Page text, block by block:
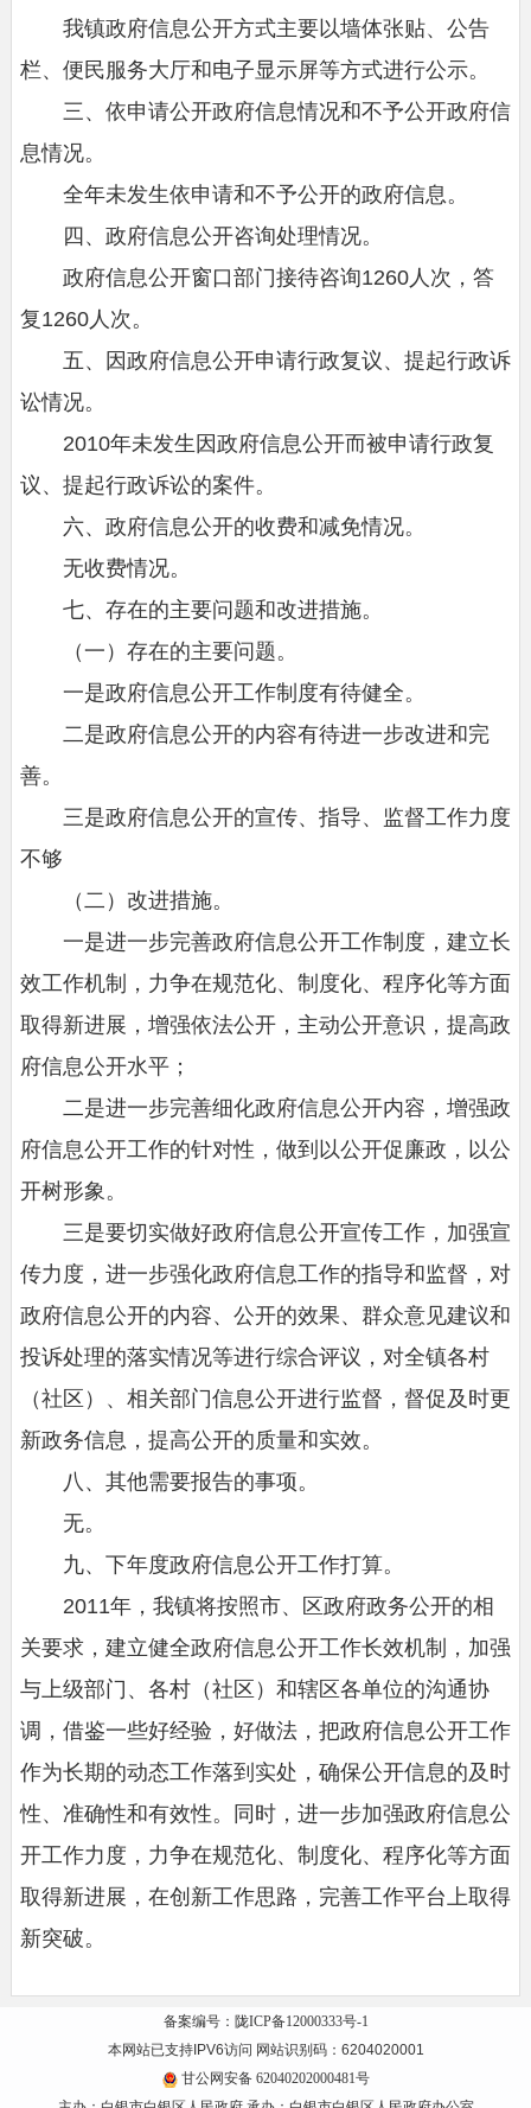
我镇政府信息公开方式主要以墙体张贴、公告
栏、便民服务大厅和电子显示屏等方式进行公示。
三、依申请公开政府信息情况和不予公开政府信
息情况。
全年未发生依申请和不予公开的政府信息。
四、政府信息公开咨询处理情况。
政府信息公开窗口部门接待咨询1260人次，答
复1260人次。
五、因政府信息公开申请行政复议、提起行政诉
讼情况。
2010年未发生因政府信息公开而被申请行政复
议、提起行政诉讼的案件。
六、政府信息公开的收费和减免情况。
无收费情况。
七、存在的主要问题和改进措施。
（一）存在的主要问题。
一是政府信息公开工作制度有待健全。
二是政府信息公开的内容有待进一步改进和完
善。
三是政府信息公开的宣传、指导、监督工作力度
不够
（二）改进措施。
一是进一步完善政府信息公开工作制度，建立长
效工作机制，力争在规范化、制度化、程序化等方面
取得新进展，增强依法公开，主动公开意识，提高政
府信息公开水平；
二是进一步完善细化政府信息公开内容，增强政
府信息公开工作的针对性，做到以公开促廉政，以公
开树形象。
三是要切实做好政府信息公开宣传工作，加强宣
传力度，进一步强化政府信息工作的指导和监督，对
政府信息公开的内容、公开的效果、群众意见建议和
投诉处理的落实情况等进行综合评议，对全镇各村
（社区）、相关部门信息公开进行监督，督促及时更
新政务信息，提高公开的质量和实效。
八、其他需要报告的事项。
无。
九、下年度政府信息公开工作打算。
2011年，我镇将按照市、区政府政务公开的相
关要求，建立健全政府信息公开工作长效机制，加强
与上级部门、各村（社区）和辖区各单位的沟通协
调，借鉴一些好经验，好做法，把政府信息公开工作
作为长期的动态工作落到实处，确保公开信息的及时
性、准确性和有效性。同时，进一步加强政府信息公
开工作力度，力争在规范化、制度化、程序化等方面
取得新进展，在创新工作思路，完善工作平台上取得
新突破。
备案编号：陇ICP备12000333号-1
本网站已支持IPV6访问 网站识别码：6204020001
甘公网安备 62040202000481号